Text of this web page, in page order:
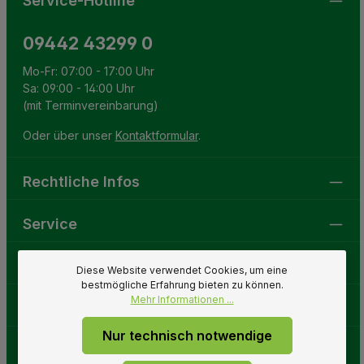
09442 43299 0
Mo-Fr: 07:00 - 17:00 Uhr
Sa: 09:00 - 14:00 Uhr
(mit Terminvereinbarung)
Oder über unser Kontaktformular.
Rechtliche Infos
Service
GartenweltDiese Website verwendet Cookies, um eine
bestmögliche Erfahrung bieten zu können.
Mehr Informationen ...
Nur technisch notwendige